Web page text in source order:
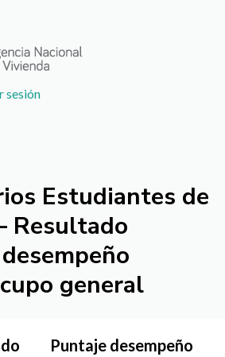
sesión
Estudiantes de
Resultado
general
Puntaje desempeño